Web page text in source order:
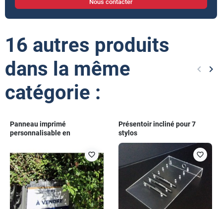
Nous contacter
16 autres produits
dans la même
catégorie :
keyboard_arrow_left keyboard_arrow_right
Panneau imprimé
personnalisable en
favorite_border
Présentoir incliné pour 7
stylos
favorite_border